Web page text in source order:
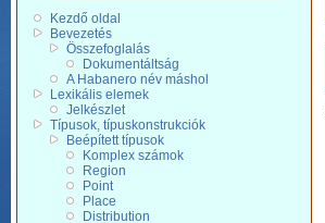
Kezdő oldal
Bevezetés
Összefoglalás
Dokumentáltság
A Habanero név máshol
Lexikális elemek
Jelkészlet
Típusok, típuskonstrukciók
Beépített típusok
Komplex számok
Region
Point
Place
Distribution